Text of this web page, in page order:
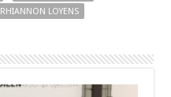
RHIANNON LOYENS